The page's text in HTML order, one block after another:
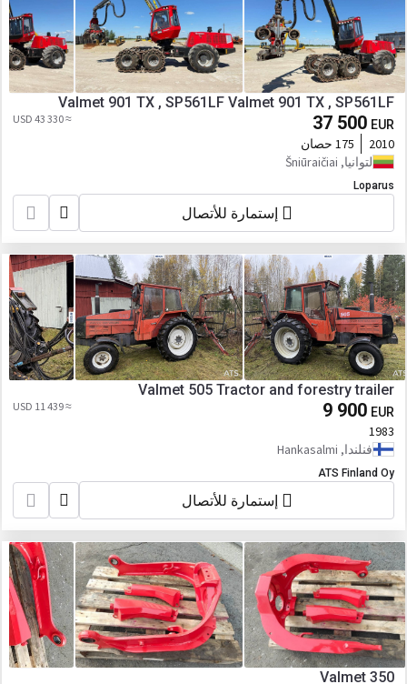
Valmet 901 TX , SP561LF Valmet 901 TX , SP561LF
37 500 EUR
≈ 43 330 USD
2010
175 حصان
لتوانيا, Šniūraičiai
Loparus
إستمارة للأتصال
Valmet 505 Tractor and forestry trailer
9 900 EUR
≈ 11 439 USD
1983
فنلندا, Hankasalmi
ATS Finland Oy
إستمارة للأتصال
Valmet 350